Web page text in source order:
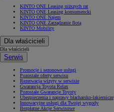
KINTO ONE Leasing niższych rat
KINTO ONE Leasing konsumencki
KINTO ONE Najem
KINTO ONE Zarządzanie flotą
KINTO Mobility
Dla właścicieli
Dla właścicieli
Serwis
Promocje i sezonowe usługi
Pozostałe oferty serwisu
Rezerwacja wizyty w serwisie
Gwarancja Toyota Relax
Pozostałe Gwarancje Toyoty
Ubezpieczenia i naprawy blacharsko-lakiernicze
Innowacyjne usługi dla Twojej wygody
Bezpłatne Akcje Serwisowe